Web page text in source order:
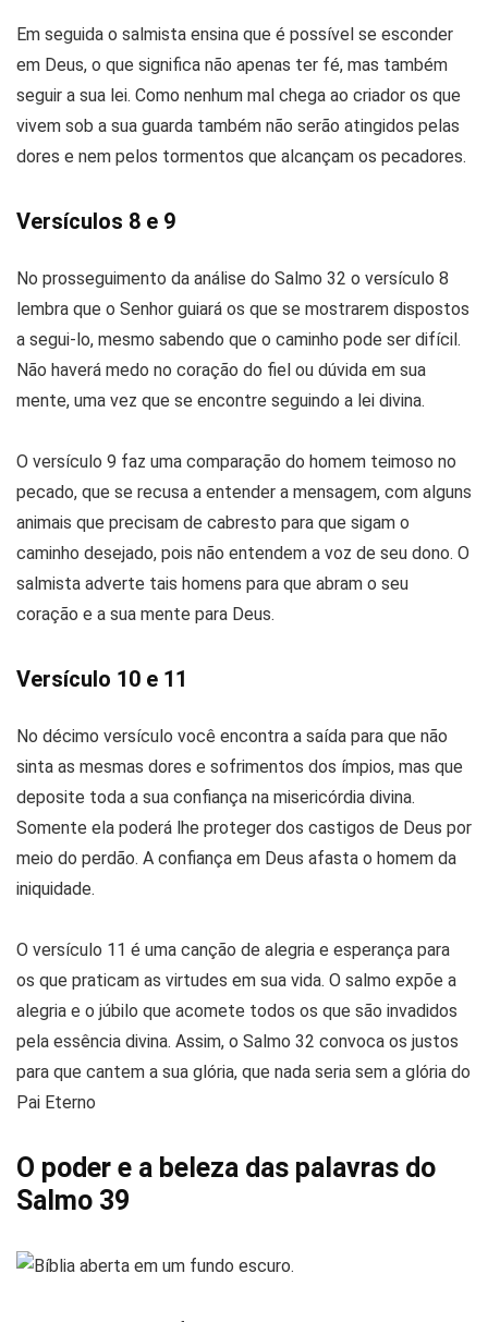
Em seguida o salmista ensina que é possível se esconder
em Deus, o que significa não apenas ter fé, mas também
seguir a sua lei. Como nenhum mal chega ao criador os que
vivem sob a sua guarda também não serão atingidos pelas
dores e nem pelos tormentos que alcançam os pecadores.
Versículos 8 e 9
No prosseguimento da análise do Salmo 32 o versículo 8
lembra que o Senhor guiará os que se mostrarem dispostos
a segui-lo, mesmo sabendo que o caminho pode ser difícil.
Não haverá medo no coração do fiel ou dúvida em sua
mente, uma vez que se encontre seguindo a lei divina.
O versículo 9 faz uma comparação do homem teimoso no
pecado, que se recusa a entender a mensagem, com alguns
animais que precisam de cabresto para que sigam o
caminho desejado, pois não entendem a voz de seu dono. O
salmista adverte tais homens para que abram o seu
coração e a sua mente para Deus.
Versículo 10 e 11
No décimo versículo você encontra a saída para que não
sinta as mesmas dores e sofrimentos dos ímpios, mas que
deposite toda a sua confiança na misericórdia divina.
Somente ela poderá lhe proteger dos castigos de Deus por
meio do perdão. A confiança em Deus afasta o homem da
iniquidade.
O versículo 11 é uma canção de alegria e esperança para
os que praticam as virtudes em sua vida. O salmo expõe a
alegria e o júbilo que acomete todos os que são invadidos
pela essência divina. Assim, o Salmo 32 convoca os justos
para que cantem a sua glória, que nada seria sem a glória do
Pai Eterno
O poder e a beleza das palavras do
Salmo 39